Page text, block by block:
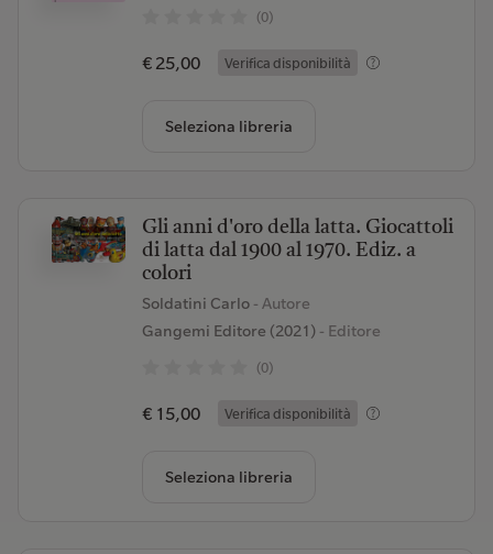
(0)
€ 25,00 Verifica disponibilità
Seleziona libreria
Gli anni d'oro della latta. Giocattoli
di latta dal 1900 al 1970. Ediz. a
colori
Soldatini Carlo - Autore
Gangemi Editore (2021)- Editore
(0)
€ 15,00 Verifica disponibilità
Seleziona libreria